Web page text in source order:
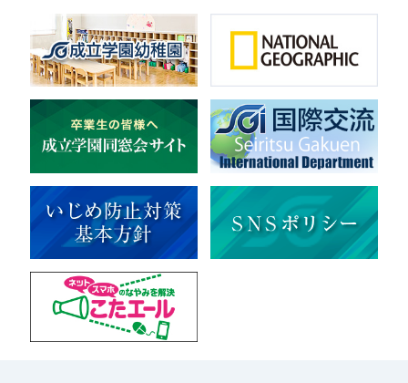
音楽（コーラス）
地域ボランティア
美術
マルチメディア
ライフワーク
新日本芸能
宇宙探究
赤門倶楽部